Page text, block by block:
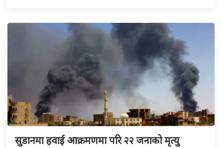
सुडानमा हवाई आक्रमणमा परि २२ जनाको मृत्यु